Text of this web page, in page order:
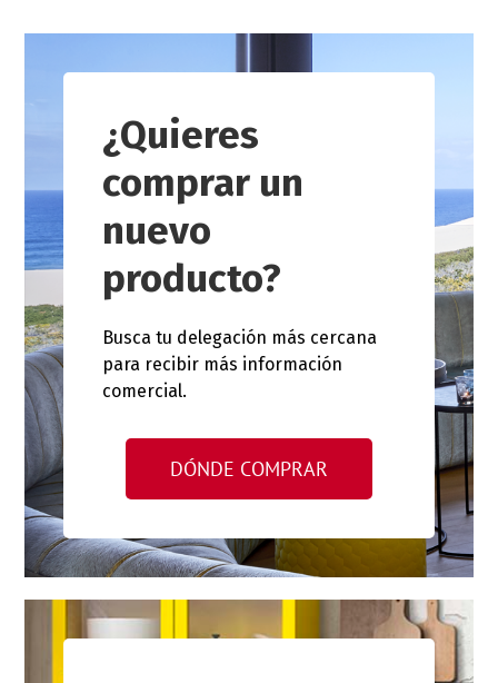
¿Quieres
comprar un
nuevo
producto?
Busca tu delegación más cercana
para recibir más información
comercial.
DÓNDE COMPRAR